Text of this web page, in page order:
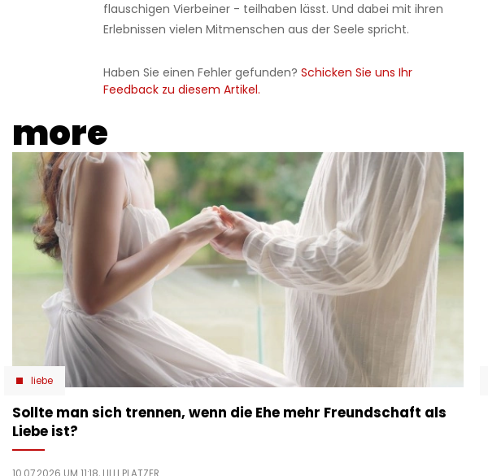
flauschigen Vierbeiner - teilhaben lässt. Und dabei mit ihren
Erlebnissen vielen Mitmenschen aus der Seele spricht.
Haben Sie einen Fehler gefunden?Schicken Sie uns Ihr
Feedback zu diesem Artikel.
more
liebe
Sollte man sich trennen, wenn die Ehe mehr Freundschaft als
Liebe ist?